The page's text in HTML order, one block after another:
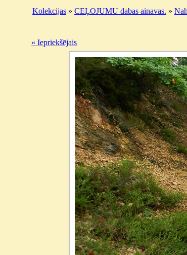
Kolekcijas » CEĻOJUMU dabas ainavas. »
« Iepriekšējais